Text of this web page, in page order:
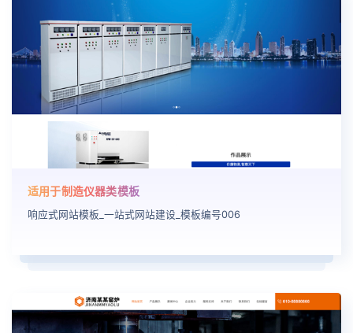
适用于制造仪器类模板
响应式网站模板_一站式网站建设_模板编号006